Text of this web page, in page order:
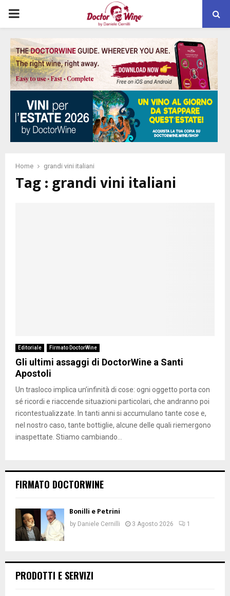
PRIMARY
MENU
Home grandi vini italiani
Tag : grandi vini italiani
Editoriale Firmato DoctorWine
Gli ultimi assaggi di DoctorWine a Santi
Apostoli
Un trasloco implica un’infinità di cose: ogni oggetto porta con
sé ricordi e riaccende situazioni particolari, che andranno poi
ricontestualizzate. In tanti anni si accumulano tante cose e,
nel nostro caso, tante bottiglie, alcune delle quali riemergono
inaspettate. Stiamo cambiando...
FIRMATO DOCTORWINE
Bonilli e Petrini
by Daniele Cernilli 3 Agosto 2026 1
PRODOTTI E SERVIZI